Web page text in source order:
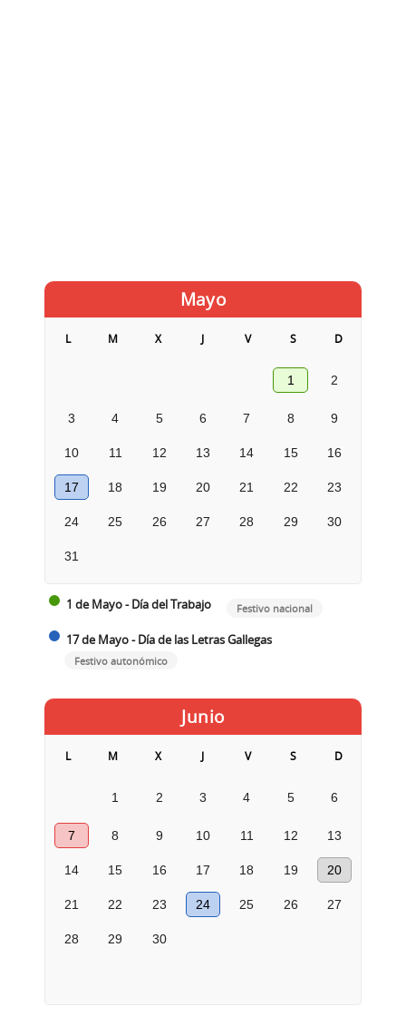
Mayo
L M X J V S D
1 2
3 4 5 6 7 8 9
10 11 12 13 14 15 16
17 18 19 20 21 22 23
24 25 26 27 28 29 30
31
1 de Mayo - Día del Trabajo Festivo nacional
17 de Mayo - Día de las Letras Gallegas
Festivo autonómico
Junio
L M X J V S D
1 2 3 4 5 6
7 8 9 10 11 12 13
14 15 16 17 18 19 20
21 22 23 24 25 26 27
28 29 30